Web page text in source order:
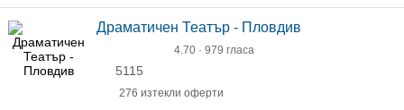
Драматичен Театър - Пловдив
4.70 · 979 гласа
5115
276 изтекли оферти